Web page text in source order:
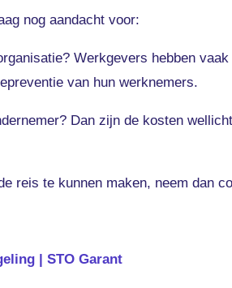
nog aandacht voor:
Werkgevers hebben
van hun werknemers.
Dan zijn de kosten
reis te kunnen maken, neem dan
| STO Garant